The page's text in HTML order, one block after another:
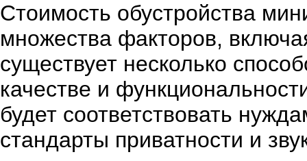
Стоимость обустройства
множества факторов,
существует несколько
качестве и
будет соответствовать
стандарты приватности и